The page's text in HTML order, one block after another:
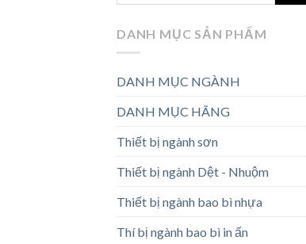
DANH MỤC SẢN PHẨM
DANH MỤC NGÀNH
DANH MỤC HÃNG
Thiết bị ngành sơn
Thiết bị ngành Dệt - Nhuộm
Thiết bị ngành bao bì nhựa
Thí bị ngành bao bì in ấn